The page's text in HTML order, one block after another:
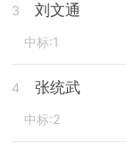
3 刘文通
中标:1
4 张统武
中标:2